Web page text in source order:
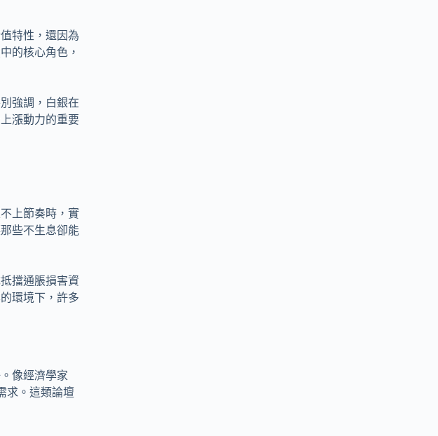
特性，還因為
的核心角色，
強調，白銀在
漲動力的重要
上節奏時，實
些不生息卻能
擋通脹損害資
環境下，許多
像經濟學家
求。這類論壇